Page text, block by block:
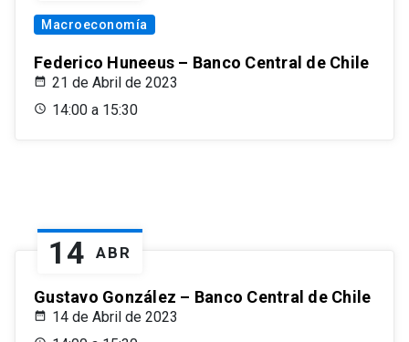
Macroeconomía
Federico Huneeus – Banco Central de Chile
21 de Abril de 2023
14:00 a 15:30
14 ABR
Gustavo González – Banco Central de Chile
14 de Abril de 2023